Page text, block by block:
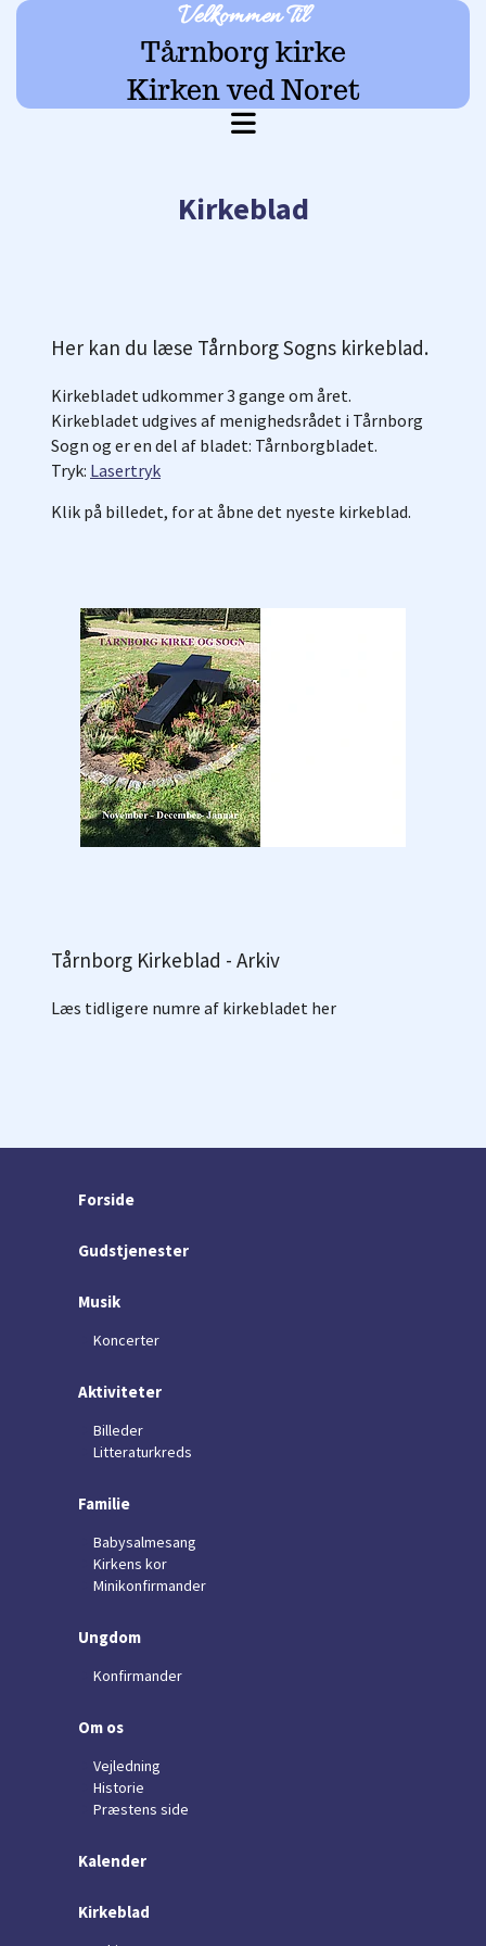
Velkommen Til
Tårnborg kirke
Kirken ved Noret
Kirkeblad
Her kan du læse Tårnborg Sogns kirkeblad.
Kirkebladet udkommer 3 gange om året.
Kirkebladet udgives af menighedsrådet i Tårnborg
Sogn og er en del af bladet: Tårnborgbladet.
Tryk: Lasertryk
Klik på billedet, for at åbne det nyeste kirkeblad.
Tårnborg Kirkeblad - Arkiv
Læs tidligere numre af kirkebladet her
Forside
Gudstjenester
Musik
Koncerter
Aktiviteter
Billeder
Litteraturkreds
Familie
Babysalmesang
Kirkens kor
Minikonfirmander
Ungdom
Konfirmander
Om os
Vejledning
Historie
Præstens side
Kalender
Kirkeblad